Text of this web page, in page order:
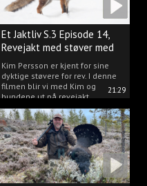
21:29
Et Jaktliv S.3 Episode 14,
Revejakt med støver med
Kim Persson
Kim Persson er kjent for sine
dyktige støvere for rev. I denne
filmen blir vi med Kim og
hundene ut på revejakt.